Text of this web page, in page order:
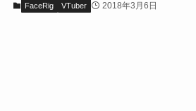
FaceRig VTuber 2018年3月6日